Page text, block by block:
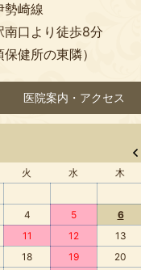
勢崎線
南口より徒歩8分
保健所の東隣）
医院案内・アクセス
火 水 木
4 5 6
11 12 13
18 19 20